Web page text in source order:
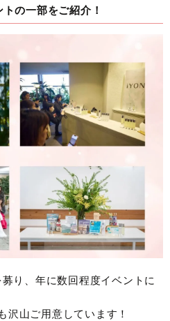
の一部をご紹介！
り、年に数回程度イベントに
沢山ご用意しています！